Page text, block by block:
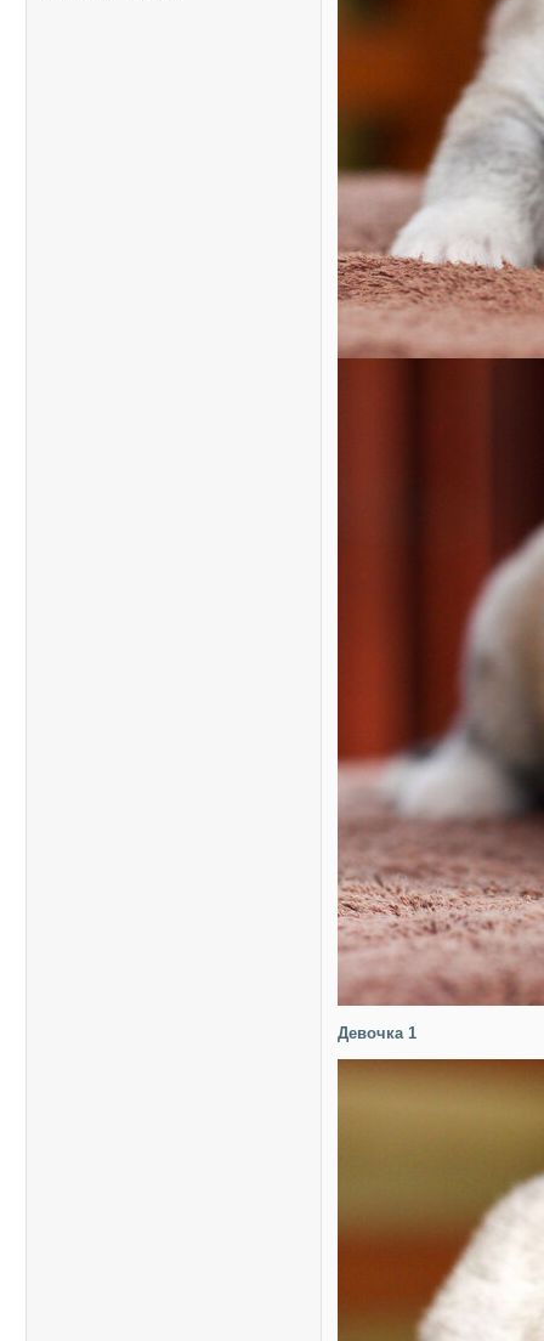
Девочка 1